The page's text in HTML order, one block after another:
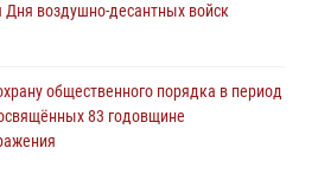
войск правопорядка почтили
Кирилловича Яковлева
в акции «Волна памяти»,
освобождения Белгорода от немецко
Дня воздушно-десантных войск
общественного порядка в период
83 годовщине